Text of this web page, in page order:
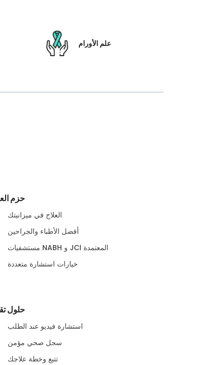
علم الأورام
حزم
العلاج في ميزانيتك
أفضل الأطباء والجراحين
مستشفيات NABH و JCI المعتمدة
خيارات استشارة متعددة
حلول
استشارة فيديو عند الطلب
سجل صحي مؤمن
تتبع وخطة علاجك